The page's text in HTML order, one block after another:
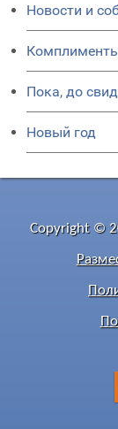
Новости и
Пока, до
Новый год
Copyright ©